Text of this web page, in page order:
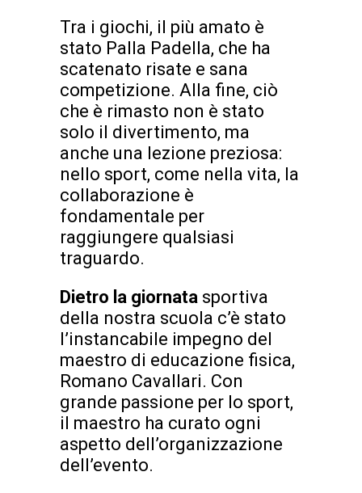
Tra i giochi, il più amato è
stato Palla Padella, che ha
scatenato risate e sana
competizione. Alla fine, ciò
che è rimasto non è stato
solo il divertimento, ma
anche una lezione preziosa:
nello sport, come nella vita, la
collaborazione è
fondamentale per
raggiungere qualsiasi
traguardo.
Dietro la giornata sportiva
della nostra scuola c’è stato
l’instancabile impegno del
maestro di educazione fisica,
Romano Cavallari. Con
grande passione per lo sport,
il maestro ha curato ogni
aspetto dell’organizzazione
dell’evento.